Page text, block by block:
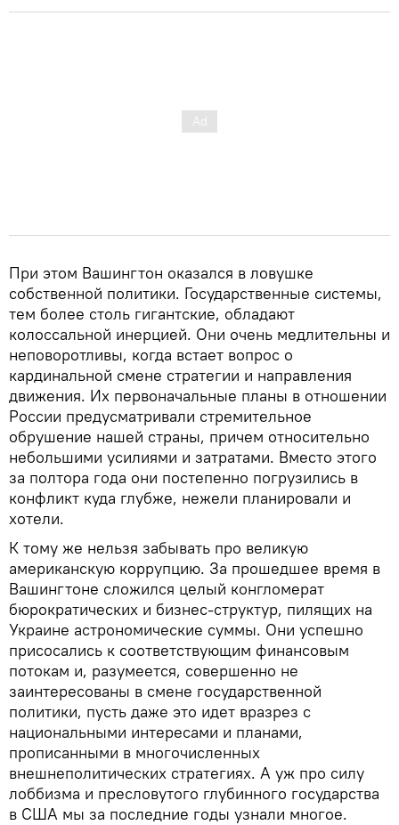
При этом Вашингтон оказался в ловушке
собственной политики. Государственные системы,
тем более столь гигантские, обладают
колоссальной инерцией. Они очень медлительны и
неповоротливы, когда встает вопрос о
кардинальной смене стратегии и направления
движения. Их первоначальные планы в отношении
России предусматривали стремительное
обрушение нашей страны, причем относительно
небольшими усилиями и затратами. Вместо этого
за полтора года они постепенно погрузились в
конфликт куда глубже, нежели планировали и
хотели.
К тому же нельзя забывать про великую
американскую коррупцию. За прошедшее время в
Вашингтоне сложился целый конгломерат
бюрократических и бизнес-структур, пилящих на
Украине астрономические суммы. Они успешно
присосались к соответствующим финансовым
потокам и, разумеется, совершенно не
заинтересованы в смене государственной
политики, пусть даже это идет вразрез с
национальными интересами и планами,
прописанными в многочисленных
внешнеполитических стратегиях. А уж про силу
лоббизма и пресловутого глубинного государства
в США мы за последние годы узнали многое.